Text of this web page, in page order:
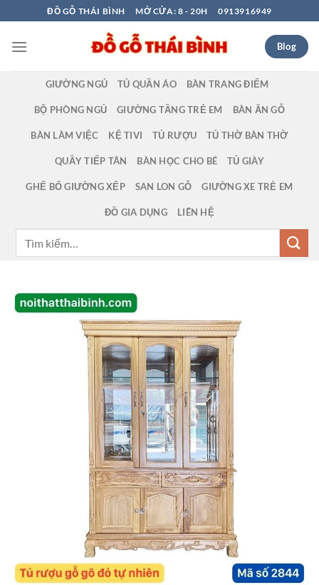
qua
nội
ĐỒ GỖ THÁI BÌNH MỞ CỬA: 8 - 20H 0913916949
Blog
GIƯỜNG NGỦ TỦ QUẦN ÁO BÀN TRANG ĐIỂM
BỘ PHÒNG NGỦ GIƯỜNG TẦNG TRẺ EM BÀN ĂN GỖ
BÀN LÀM VIỆC KỆ TIVI TỦ RƯỢU TỦ THỜ BÀN THỜ
QUẦY TIẾP TÂN BÀN HỌC CHO BÉ TỦ GIÀY
GHẾ BỐ GIƯỜNG XẾP SAN LON GỖ GIƯỜNG XE TRẺ EM
ĐỒ GIA DỤNG LIÊN HỆ